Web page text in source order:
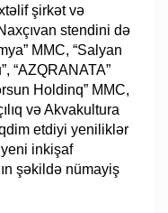
şirkət və
stendini də
MMC, “Salyan
“AZQRANATA”
Holdinq” MMC,
və Akvakultura
etdiyi yeniliklər
inkişaf
şəkildə nümayiş